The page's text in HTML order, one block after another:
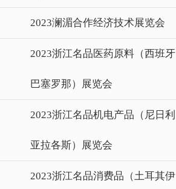
2023澜湄合作经济技术展览会
2023浙江名品医药原料（西班牙
巴塞罗那）展览会
2023浙江名品机电产品（尼日利
亚拉各斯）展览会
2023浙江名品消费品（土耳其伊